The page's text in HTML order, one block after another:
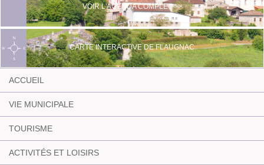
VOIR L'AGENDA COMPLET >>
CARTE INTERACTIVE DE FLAUGNAC
ACCUEIL
VIE MUNICIPALE
TOURISME
ACTIVITÉS ET LOISIRS